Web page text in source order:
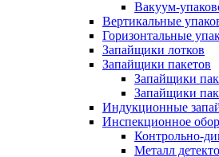
Вакуум-
Вертикальные
Горизонтальные
Запайщики лотков
Запайщики пакетов
Запайщики
Запайщики
Индукционные
Инспекционное
Контрольно-
Металл